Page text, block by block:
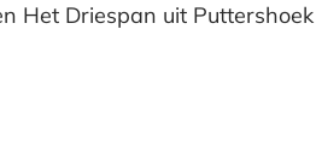
Het Driespan uit